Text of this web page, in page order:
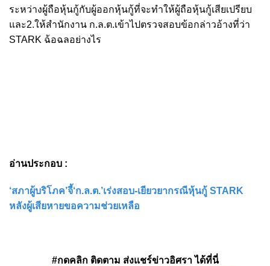
ระหว่างผู้ถือหุ้นกู้กับผู้ออกหุ้นกู้ที่จะทำให้ผู้ถือหุ้นกู้เสียเปรียบ
และ2.ให้สำนักงาน ก.ล.ต.เข้าไปตรวจสอบข้อกล่าวอ้างที่ว่า
STARK ฉ้อฉลอย่างไร
อ่านประกอบ :
‘สภาผู้บริโภค’จี้‘ก.ล.ต.’เร่งสอบ-เยียวยากรณีหุ้นกู้ STARK
หลังผู้เสียหายขอความช่วยเหลือ
#กดคลิก ติดตาม ส่งแชร์ข่าวอิศรา ได้ที่นี่